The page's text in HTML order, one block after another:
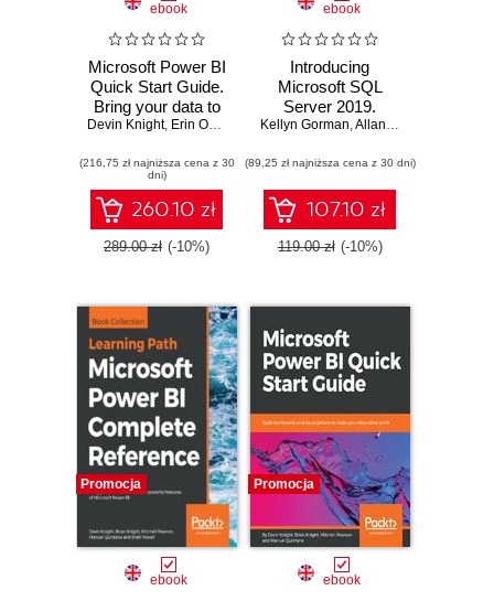
ebook
Microsoft Power BI
Quick Start Guide.
Bring your data to
life through data
visualization, digital
storytelling, and
more - Second
Edition
Devin Knight, Erin Ostrowsky ,Mitchell Pearson ,Bradley Schacht
(216,75 zł najniższa cena z 30
dni)
260.10 zł
289.00 zł (-10%)
ebook
Introducing
Microsoft SQL
Server 2019.
Reliability,
security both on
premises and in
the cloud
Kellyn Gorman,Allan Hirt
(89,25 zł najniższa cena z 30 dni)
107.10 zł
119.00 zł (-10%)
Promocja
ebook
Promocja
ebook